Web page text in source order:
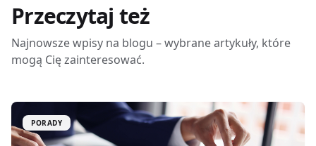
Przeczytaj też
Najnowsze wpisy na blogu – wybrane artykuły, które
mogą Cię zainteresować.
PORADY